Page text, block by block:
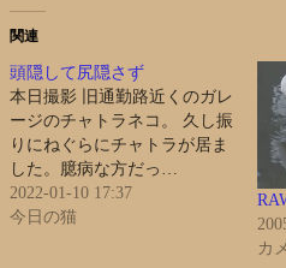
関連
頭隠して尻隠さず
本日撮影 旧通勤路近くのガレ
ージのチャトラネコ。 久し振
りにねぐらにチャトラが居ま
した。臆病な方だっ…
2022-01-10 17:37
今日の猫
カ